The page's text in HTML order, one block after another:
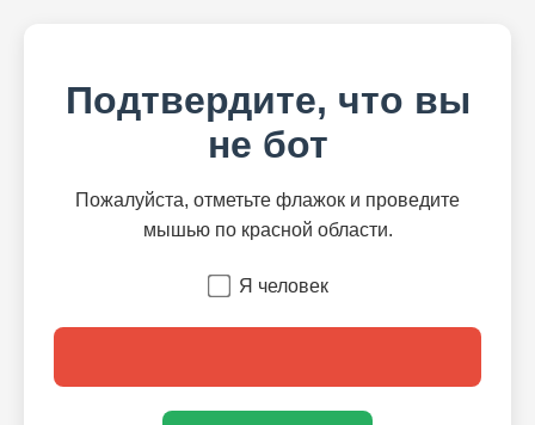
Подтвердите, что вы
не бот
Пожалуйста, отметьте флажок и проведите
мышью по красной области.
Я человек